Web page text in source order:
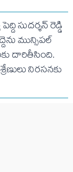
సుదర్శన్ రెడ్డి
మున్సిపల్
దారితీసింది.
నిరసనకు